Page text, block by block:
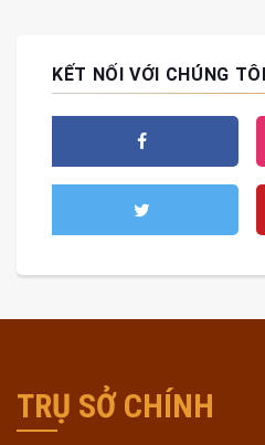
KẾT NỐI VỚI CHÚNG TÔI
TRỤ SỞ CHÍNH